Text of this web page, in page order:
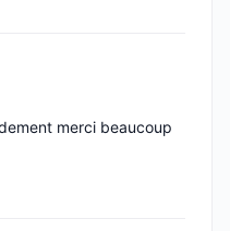
merci beaucoup